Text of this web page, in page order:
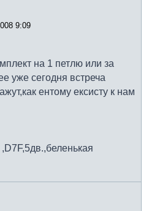
9:09
на 1 петлю или за
уже сегодня встреча
ентому ексисту к нам